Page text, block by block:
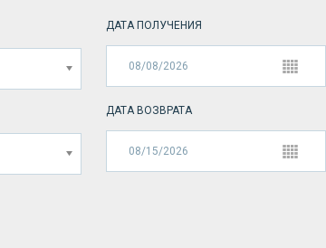
ДАТА ПОЛУЧЕНИЯ
ДАТА ВОЗВРАТА